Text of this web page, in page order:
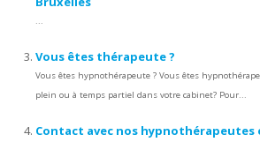
...
Vous êtes thérapeute ?
Vous êtes hypnothérapeute ? Vous êtes
plein ou à temps partiel dans votre cabinet? Pour...
Contact avec nos hypnothérapeutes